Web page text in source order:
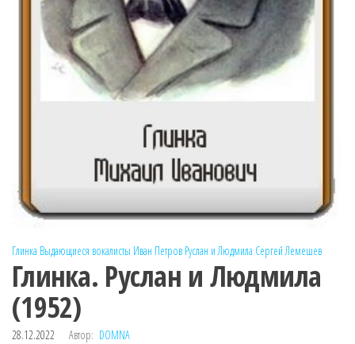
Глинка Выдающиеся вокалисты Иван Петров Руслан и Людмила Сергей Лемешев
Глинка. Руслан и Людмила
(1952)
28.12.2022 Автор: DOMNA